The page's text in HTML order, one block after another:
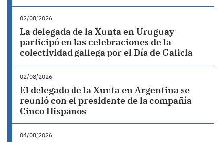
02/08/2026
La delegada de la Xunta en Uruguay
participó en las celebraciones de la
colectividad gallega por el Día de Galicia
02/08/2026
El delegado de la Xunta en Argentina se
reunió con el presidente de la compañía
Cinco Hispanos
04/08/2026